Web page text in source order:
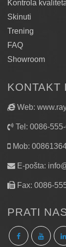
Kontrola
Skinuti
Trening
FAQ
Showroom
KONTAKT
Web:
Tel: 0086-
Mob:
E-pošta:
Fax: 0086-
PRATI